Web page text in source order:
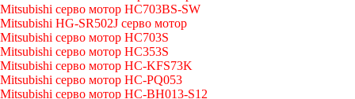
Mitsubishi серво мотор HC703BS-SW
Mitsubishi HG-SR502J серво мотор
Mitsubishi серво мотор HC703S
Mitsubishi серво мотор HC353S
Mitsubishi серво мотор HC-KFS73K
Mitsubishi серво мотор HC-PQ053
Mitsubishi серво мотор HC-BH013-S12